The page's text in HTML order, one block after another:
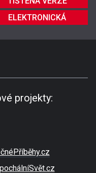
ELEKTRONICKÁ
projekty: